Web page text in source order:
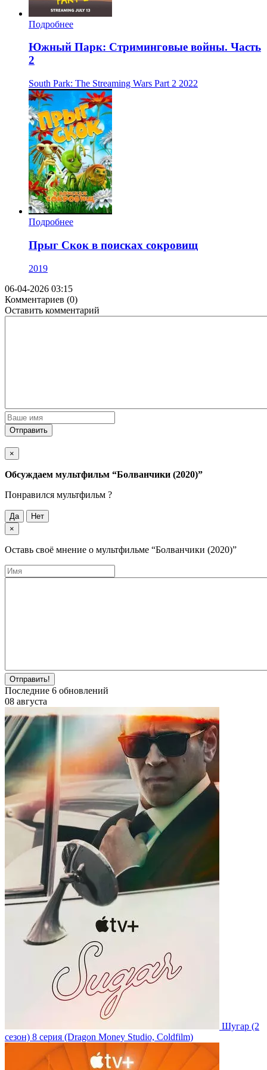
Подробнее
Южный Парк: Стриминговые войны. Часть
2
South Park: The Streaming Wars Part 2 2022
Подробнее
Прыг Скок в поисках сокровищ
2019
06-04-2026 03:15
Комментариев (0)
Оставить комментарий
Отправить
×
Обсуждаем мультфильм “Болванчики (2020)”
Понравился мультфильм ?
Да
Нет
×
Оставь своё мнение о мультфильме “Болванчики (2020)”
Отправить!
Последние 6 обновлений
08 августа
Шугар (2
сезон) 8 серия (Dragon Money Studio, Coldfilm)